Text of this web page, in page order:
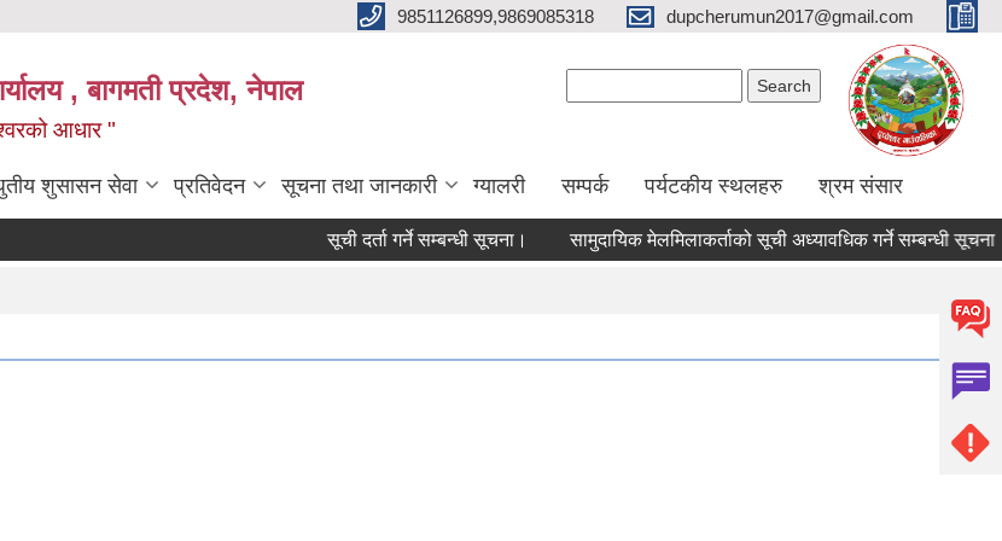
9851126899,9869085318 dupcherumun2017@gmail.com
, बागमती प्रदेश, नेपाल
आधार "
शुसासन सेवा प्रतिवेदन सूचना तथा जानकारी ग्यालरी सम्पर्क पर्यटकीय स्थलहरु श्रम संसार
सूची दर्ता गर्ने सम्बन्धी सूचना। सामुदायिक मेलमिलाकर्ताको सूची अध्यावधिक गर्ने सम्बन्धी सूचना